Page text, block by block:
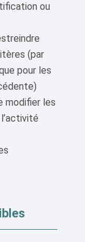
ou
(par
pour les
modifier les